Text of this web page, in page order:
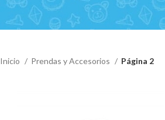
Inicio Prendas y Accesorios Página 2